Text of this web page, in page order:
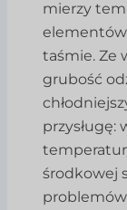
mierzy
elementów
taśmie. Ze
grubość
przysługę:
środkowej